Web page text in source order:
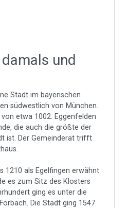
und
Stadt im bayerischen
südwestlich von München.
etwa 1002. Eggenfelden
die auch die größte der
ist. Der Gemeinderat trifft
1210 als Egelfingen erwähnt.
es zum Sitz des Klosters
ging es unter die
Die Stadt ging 1547